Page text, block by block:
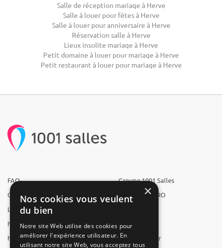
Salle de réception mariage à Herve
Salle à louer pour fêtes à Herve
Salle à louer pour anniversaire à Herve
Réservation salle à Herve
Lieux insolite mariage à Herve
Petit domaine à louer pour mariage à Herve
Petit restaurant à louer pour mariage à Herve
FAQ
Qui sommes-nous ?
L'équipe
Nous recrutons
Nos partenaires
Groupe 1001 Salles
1001 Salles PRO
1001 Traiteurs
1001 Artistes
Reserverunbar
×
Nos cookies vous veulent
du bien
Notre site Web utilise des cookies pour
améliorer l'expérience utilisateur. En
utilisant notre site Web, vous acceptez tous